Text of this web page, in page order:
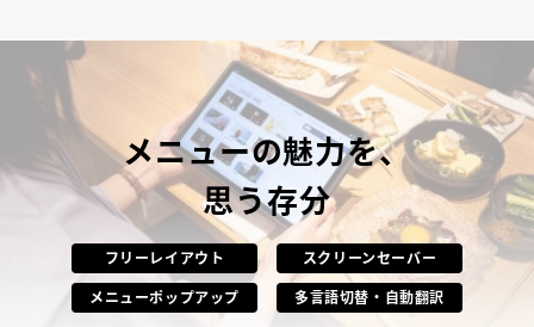
メニューの魅力を、
思う存分
フリーレイアウト
スクリーンセーバー
メニューポップアップ
多言語切替・自動翻訳